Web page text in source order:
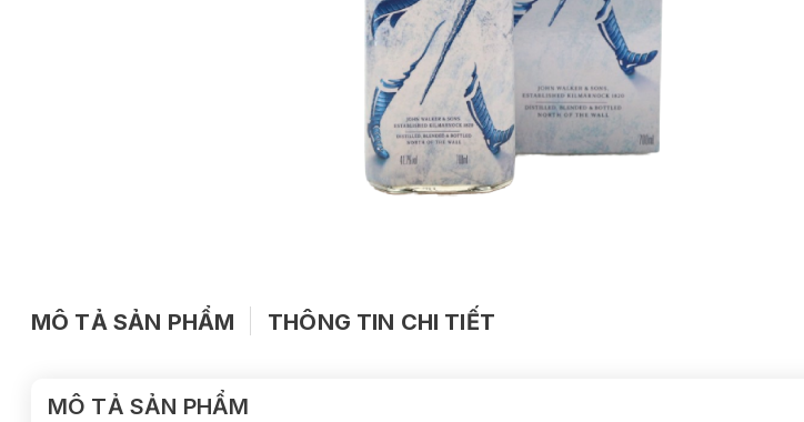
MÔ TẢ SẢN PHẨM THÔNG TIN CHI TIẾT
MÔ TẢ SẢN PHẨM